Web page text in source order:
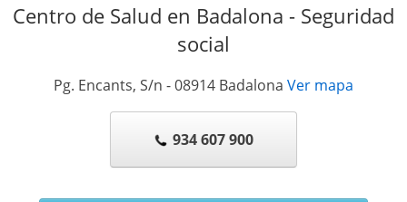
Centro de Salud en Badalona - Seguridad
social
Pg. Encants, S/n -08914 Badalona Ver mapa
934 607 900